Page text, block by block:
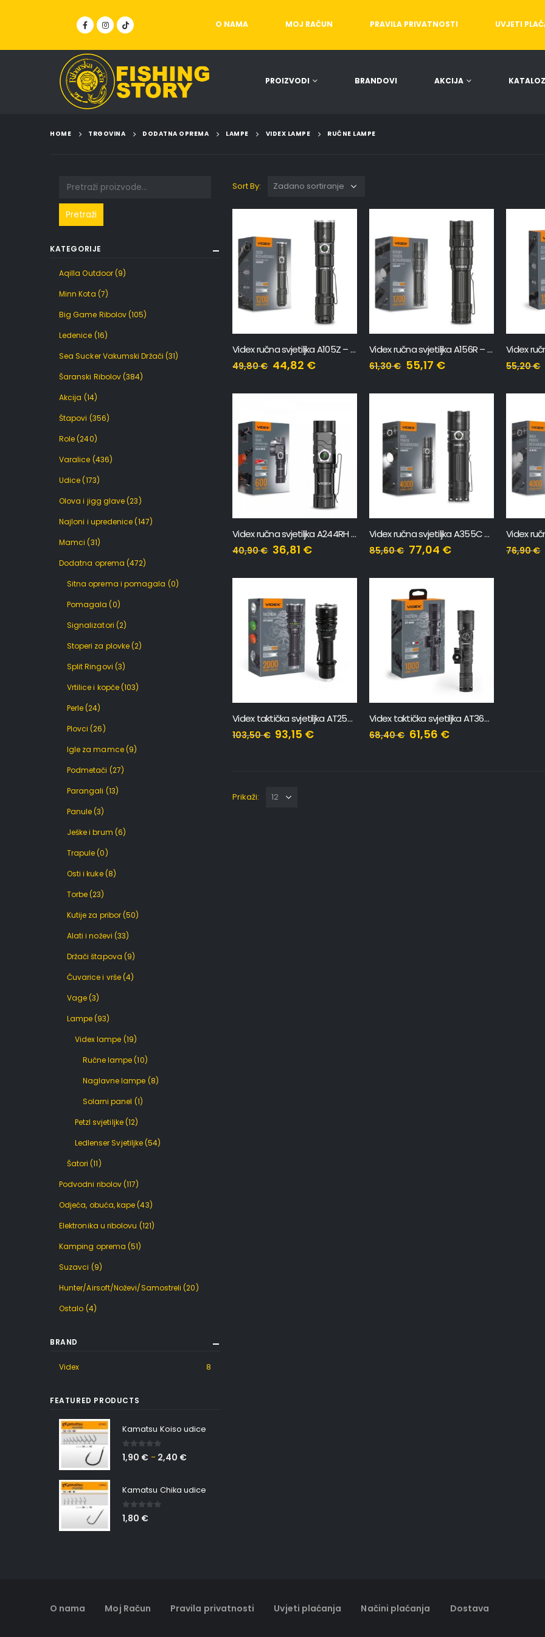
O NAMA MOJ RAČUN PRAVILA PRIVATNOSTI UVJETI
PROIZVODI BRANDOVI AKCIJA
HOME TRGOVINA DODATNA OPREMA LAMPE VIDEX LAMPE RUČNE LAMPE
Sort By:
Videx ručna svjetiljka A105Z – 1200Lm
49,80€ 44,82 €
Videx ručna svjetiljka A156R – 1700Lm
61,30€ 55,17 € 55,20€
Videx ručna svjetiljka A244RH – 600Lm
40,90€ 36,81 €
Videx ručna svjetiljka A355C – 4000Lm
85,60€ 77,04 € 76,90€
Videx taktička svjetiljka AT256 – 2000Lm
103,50€ 93,15 €
Videx taktička svjetiljka AT366 – 1000Lm
68,40€ 61,56 €
Prikaži:
Pretraži
KATEGORIJE
Aqilla Outdoor (9)
Minn Kota (7)
Big Game Ribolov (105)
Ledenice (16)
Sea Sucker Vakumski Držači (31)
Šaranski Ribolov (384)
Akcija (14)
Štapovi (356)
Role (240)
Varalice (436)
Udice (173)
Olova i jigg glave (23)
Najloni i upredenice (147)
Mamci (31)
Dodatna oprema (472)
Sitna oprema i pomagala (0)
Pomagala (0)
Signalizatori (2)
Stoperi za plovke (2)
Split Ringovi (3)
Vrtilice i kopče (103)
Perle (24)
Plovci (26)
Igle za mamce (9)
Podmetači (27)
Parangali (13)
Panule (3)
Ješke i brum (6)
Trapule (0)
Osti i kuke (8)
Torbe (23)
Kutije za pribor (50)
Alati i noževi (33)
Držači štapova (9)
Čuvarice i vrše (4)
Vage (3)
Lampe (93)
Videx lampe (19)
Ručne lampe (10)
Naglavne lampe (8)
Solarni panel (1)
Petzl svjetiljke (12)
Ledlenser Svjetiljke (54)
Šatori (11)
Podvodni ribolov (117)
Odjeća, obuća, kape (43)
Elektronika u ribolovu (121)
Kamping oprema (51)
Suzavci (9)
Hunter/Airsoft/Noževi/Samostreli (20)
Ostalo (4)
BRAND
Videx 8
FEATURED PRODUCTS
Kamatsu Koiso udice
0 out of 5
1,90 € – 2,40 €
Kamatsu Chika udice
0 out of 5
1,80 €
O nama Moj Račun Pravila privatnosti Uvjeti plaćanja Načini plaćanja Dostava